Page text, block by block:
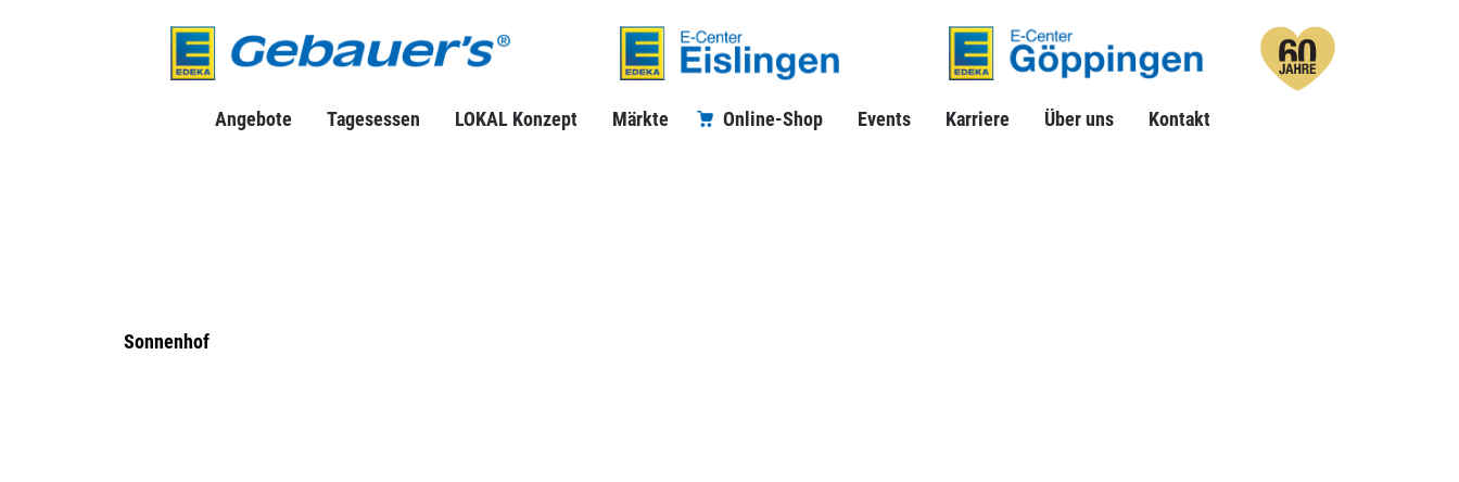
Angebote Tagesessen LOKAL Konzept Märkte Online-Shop Events Karriere Über uns Kontakt
Suche
Sonnenhof